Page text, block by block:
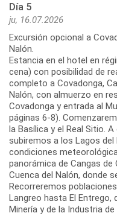
Día 5
ju, 16.07.2026
Excursión opcional a
Nalón.
Estancia en el hotel en
cena) con posibilidad de
completo a Covadonga,
Nalón, con almuerzo en
Covadonga y entrada al
páginas 6-8).
la Basílica y el Real Sitio.
subiremos a los Lagos
condiciones
panorámica de Cangas
Cuenca del Nalón, donde
Recorreremos
Langreo hasta El Entrego,
Minería y de la Industria